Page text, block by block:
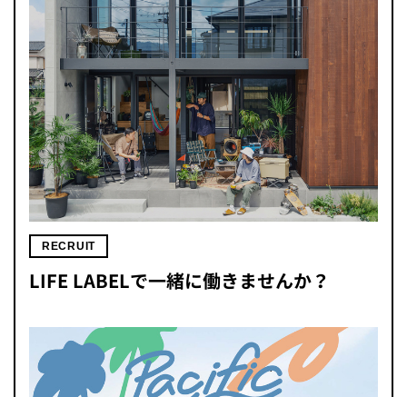
RECRUIT
LIFE LABELで一緒に働きませんか？